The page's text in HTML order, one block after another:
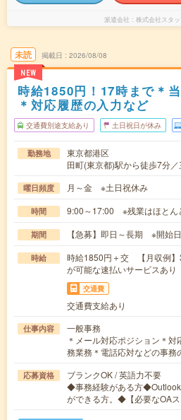
派遣会社 株式会社スタ
未読
NEW
掲載日 2026/08/08
時給1850円！17時まで＊
＊対応履歴の入力など
交通費別途支給あり 土日祝日が休み
勤務地
東京都港区
田町(東京都)駅から徒歩7分
曜日頻度 月～金 ※土日祝休み
時間 9:00～17:00 ※残業はほとん
期間 【急募】即日～長期 ※開始
時給
時給1850円＋交 【月収例
が可能な速払いサービスあり
交通費
交通費支給あり
仕事内容
一般事務
＊メール対応ポジション＊
務業務＊電話応対などの事務
応募資格
ブランクOK / 英語力不要
◆事務経験がある方
ができる方。◆【必要なOA